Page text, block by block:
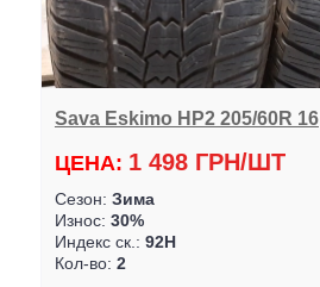
Sava Eskimo HP2 205/60R 16
ЦЕНА: 1 498 ГРН/ШТ
Сезон: Зима
Износ: 30%
Индекс ск.: 92H
Кол-во: 2